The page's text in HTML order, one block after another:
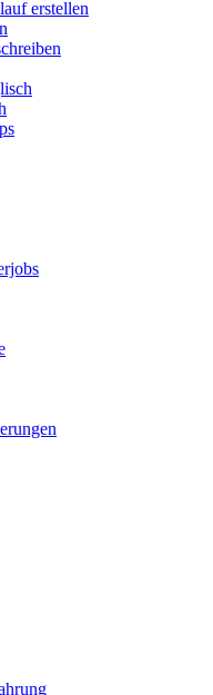
erstellen